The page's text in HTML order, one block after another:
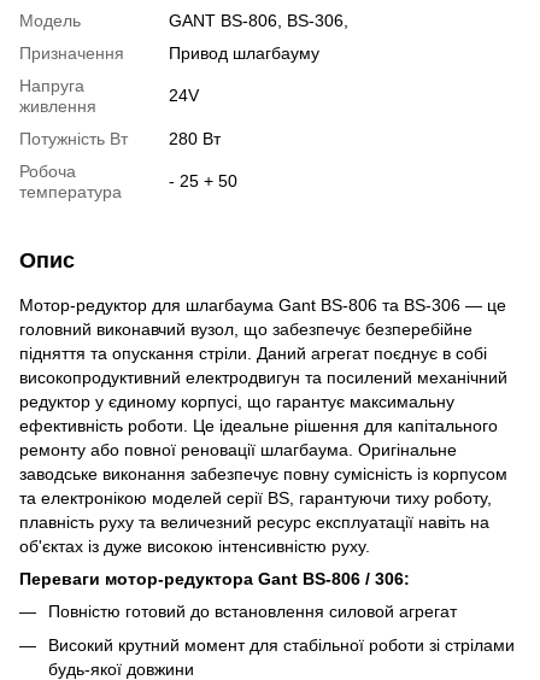
Модель
GANT BS-806, BS-306,
Призначення
Привод шлагбауму
Напруга
живлення
24V
Потужність Вт
280 Вт
Робоча
температура
- 25 + 50
Опис
Мотор-редуктор для шлагбаума Gant BS-806 та BS-306 — це
головний виконавчий вузол, що забезпечує безперебійне
підняття та опускання стріли. Даний агрегат поєднує в собі
високопродуктивний електродвигун та посилений механічний
редуктор у єдиному корпусі, що гарантує максимальну
ефективність роботи. Це ідеальне рішення для капітального
ремонту або повної реновації шлагбаума. Оригінальне
заводське виконання забезпечує повну сумісність із корпусом
та електронікою моделей серії BS, гарантуючи тиху роботу,
плавність руху та величезний ресурс експлуатації навіть на
об'єктах із дуже високою інтенсивністю руху.
Переваги мотор-редуктора Gant BS-806 / 306:
Повністю готовий до встановлення силовой агрегат
Високий крутний момент для стабільної роботи зі стрілами
будь-якої довжини